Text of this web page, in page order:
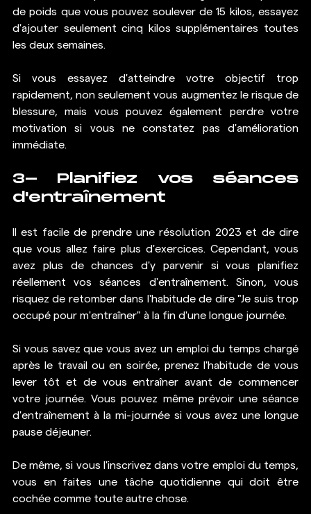
de poids que vous pouvez soulever de 15 kilos, essayez
d'ajouter seulement cinq kilos supplémentaires toutes
les deux semaines.
Si vous essayez d'atteindre votre objectif trop
rapidement, non seulement vous augmentez le risque de
blessure, mais vous pouvez également perdre votre
motivation si vous ne constatez pas d'amélioration
immédiate.
3- Planifiez vos séances
d'entraînement
Il est facile de prendre une résolution 2023 et de dire
que vous allez faire plus d'exercices. Cependant, vous
avez plus de chances d'y parvenir si vous planifiez
réellement vos séances d'entraînement. Sinon, vous
risquez de retomber dans l'habitude de dire "Je suis trop
occupé pour m'entraîner" à la fin d'une longue journée.
Si vous savez que vous avez un emploi du temps chargé
après le travail ou en soirée, prenez l'habitude de vous
lever tôt et de vous entraîner avant de commencer
votre journée. Vous pouvez même prévoir une séance
d'entraînement à la mi-journée si vous avez une longue
pause déjeuner.
De même, si vous l'inscrivez dans votre emploi du temps,
vous en faites une tâche quotidienne qui doit être
cochée comme toute autre chose.